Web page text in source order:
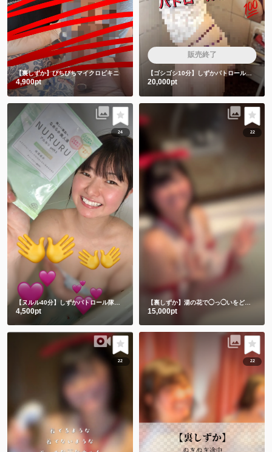
【裏しずか】ぴちぴちマイクロビキニ
4,900pt
販売終了
【ゴシゴシ10分】しずかパトロール隊は絶対みちゃダメです🙅
20,000pt
24
【ヌルル40分】しずかパトロール隊集合🚨
4,500pt
22
15,000pt
22 22